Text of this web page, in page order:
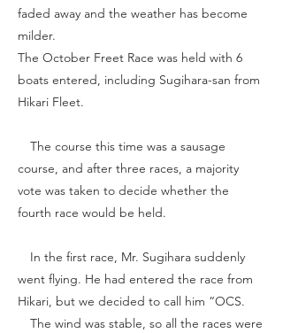
faded away and the weather has become
milder.
The October Freet Race was held with 6
boats entered, including Sugihara-san from
Hikari Fleet.
The course this time was a sausage
course, and after three races, a majority
vote was taken to decide whether the
fourth race would be held.
In the first race, Mr. Sugihara suddenly
went flying. He had entered the race from
Hikari, but we decided to call him “OCS.
The wind was stable, so all the races were